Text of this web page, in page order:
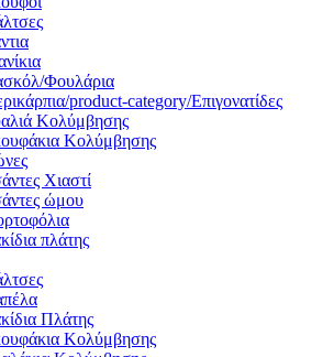
Φουλάρια
product-category/Επιγονατίδες
Κολύμβησης
Κολύμβησης
Χιαστί
ώμου
πλάτης
Πλάτης
Κολύμβησης